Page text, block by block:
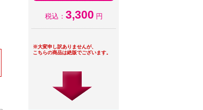
税込： 3,300 円
※大変申し訳ありませんが、
こちらの商品は絶版でございます。